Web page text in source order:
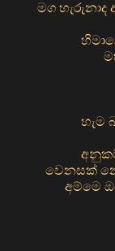
මග හැරුනාද
හැම
වෙනසක්
අම්මෙ